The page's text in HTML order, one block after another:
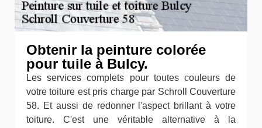
Obtenir la peinture colorée
pour tuile à Bulcy.
Les services complets pour toutes couleurs de
votre toiture est pris charge par Schroll Couverture
58. Et aussi de redonner l'aspect brillant à votre
toiture. C'est une véritable alternative à la